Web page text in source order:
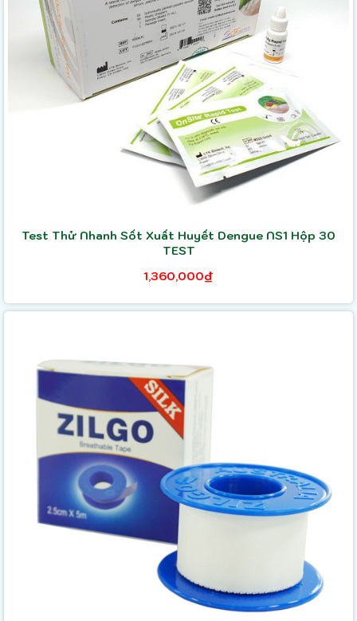
Test Thử Nhanh Sốt Xuất Huyết Dengue NS1 Hộp 30
TEST
1,360,000₫